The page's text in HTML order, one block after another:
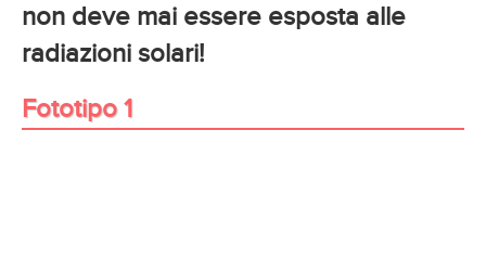
non deve mai essere esposta alle
radiazioni solari!
Fototipo 1